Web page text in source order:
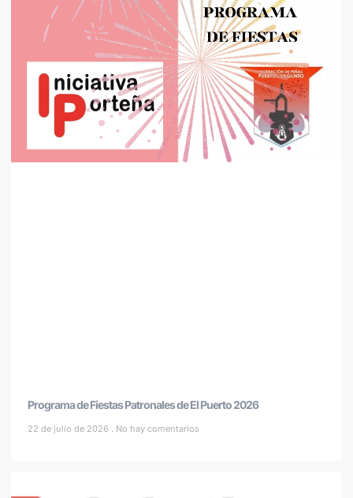
Programa de Fiestas Patronales de El Puerto 2026
22 de julio de 2026 No hay comentarios